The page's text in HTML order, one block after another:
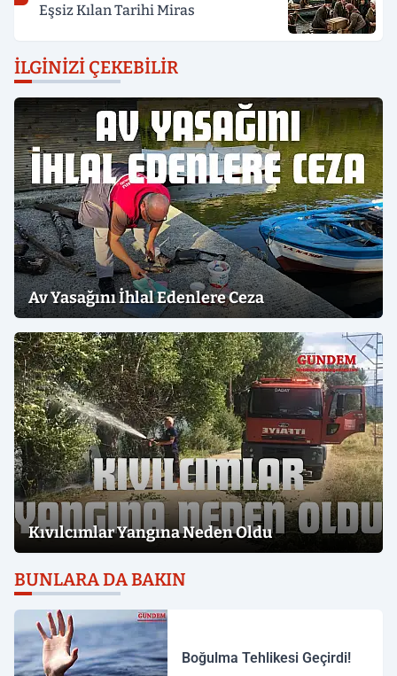
Eşsiz Kılan Tarihi Miras
İLGINIZI ÇEKEBILIR
Av Yasağını İhlal Edenlere Ceza
Kıvılcımlar Yangına Neden Oldu
BUNLARA DA BAKIN
Boğulma Tehlikesi Geçirdi!